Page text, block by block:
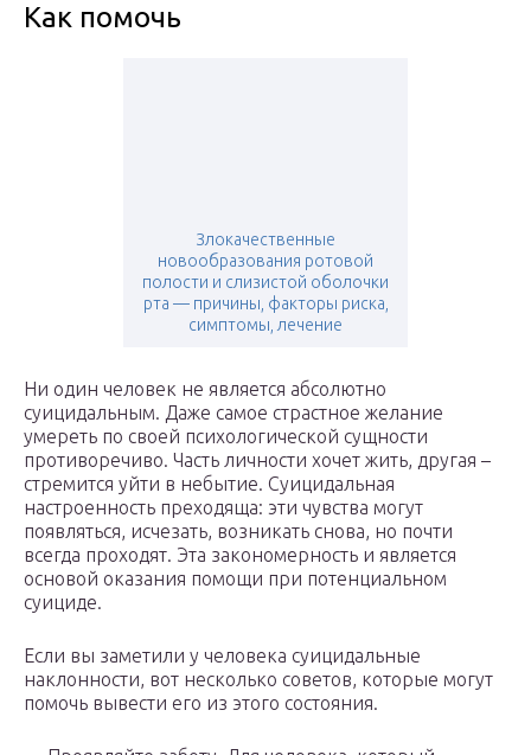
Как помочь
Злокачественные
новообразования ротовой
полости и слизистой оболочки
рта — причины, факторы риска,
симптомы, лечение
Ни один человек не является абсолютно
суицидальным. Даже самое страстное желание
умереть по своей психологической сущности
противоречиво. Часть личности хочет жить, другая –
стремится уйти в небытие. Суицидальная
настроенность преходяща: эти чувства могут
появляться, исчезать, возникать снова, но почти
всегда проходят. Эта закономерность и является
основой оказания помощи при потенциальном
суициде.
Если вы заметили у человека суицидальные
наклонности, вот несколько советов, которые могут
помочь вывести его из этого состояния.